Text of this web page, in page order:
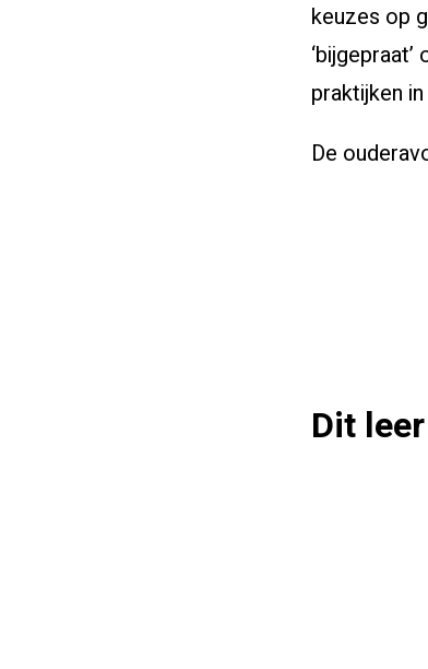
keuzes op
praktijken
De
Dit